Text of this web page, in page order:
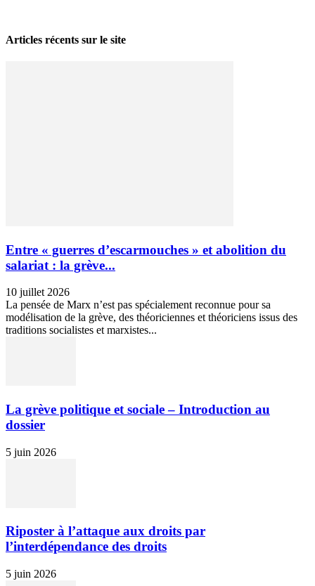
Articles récents sur le site
Entre « guerres d’escarmouches » et abolition du
salariat : la grève...
10 juillet 2026
La pensée de Marx n’est pas spécialement reconnue pour sa
modélisation de la grève, des théoriciennes et théoriciens issus des
traditions socialistes et marxistes...
La grève politique et sociale – Introduction au
dossier
5 juin 2026
Riposter à l’attaque aux droits par
l’interdépendance des droits
5 juin 2026